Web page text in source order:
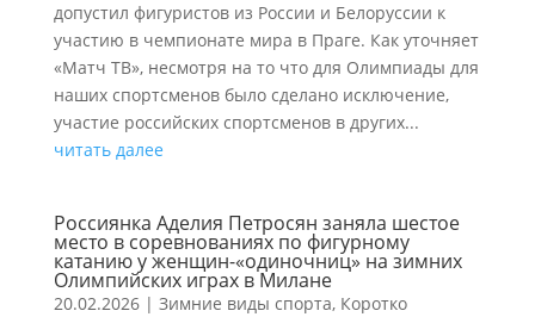
допустил фигуристов из России и Белоруссии к
участию в чемпионате мира в Праге. Как уточняет
«Матч ТВ», несмотря на то что для Олимпиады для
наших спортсменов было сделано исключение,
участие российских спортсменов в других...
читать далее
Россиянка Аделия Петросян заняла шестое
место в соревнованиях по фигурному
катанию у женщин-«одиночниц» на зимних
Олимпийских играх в Милане
20.02.2026| Зимние виды спорта, Коротко